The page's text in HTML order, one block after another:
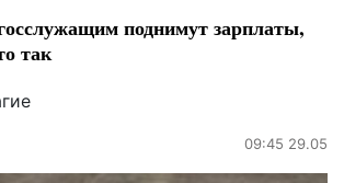
поднимут зарплаты,
так
09:45 29.05